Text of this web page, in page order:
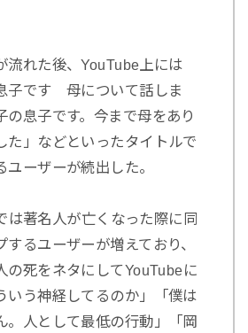
流れた後、YouTube上には
子です 母について話しま
の息子です。今まで母をあり
た」などといったタイトルで
ーザーが続出した。
は著名人が亡くなった際に同
るユーザーが増えており、
の死をネタにしてYouTubeに
いう神経してるのか」「僕は
。人として最低の行動」「岡